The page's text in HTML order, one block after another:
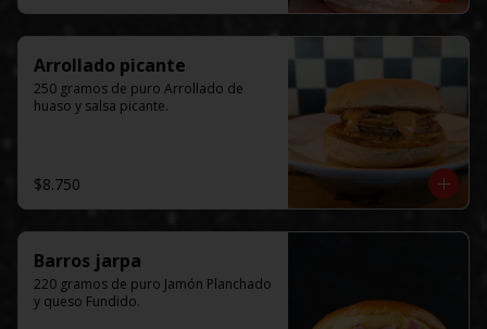
Arrollado picante
250 gramos de puro Arrollado de
huaso y salsa picante.
$8.750
Barros jarpa
220 gramos de puro Jamón Planchado
y queso Fundido.